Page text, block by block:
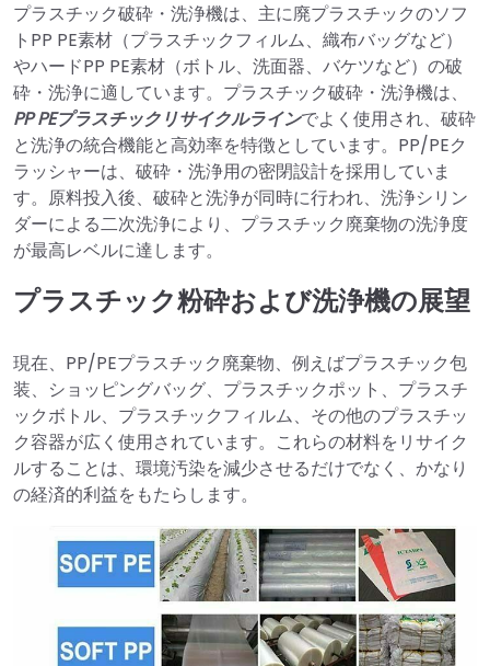
プラスチック破砕・洗浄機は、主に廃プラスチックのソフ
トPP PE素材（プラスチックフィルム、織布バッグなど）
やハードPP PE素材（ボトル、洗面器、バケツなど）の破
砕・洗浄に適しています。プラスチック破砕・洗浄機は、
PP PEプラスチックリサイクルラインでよく使用され、破砕
と洗浄の統合機能と高効率を特徴としています。PP/PEク
ラッシャーは、破砕・洗浄用の密閉設計を採用していま
す。原料投入後、破砕と洗浄が同時に行われ、洗浄シリン
ダーによる二次洗浄により、プラスチック廃棄物の洗浄度
が最高レベルに達します。
プラスチック粉砕および洗浄機の展望
現在、PP/PEプラスチック廃棄物、例えばプラスチック包
装、ショッピングバッグ、プラスチックポット、プラスチ
ックボトル、プラスチックフィルム、その他のプラスチッ
ク容器が広く使用されています。これらの材料をリサイク
ルすることは、環境汚染を減少させるだけでなく、かなり
の経済的利益をもたらします。